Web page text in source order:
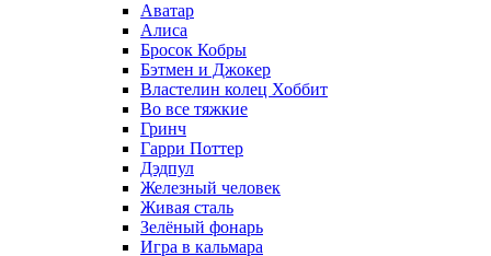
Аватар
Алиса
Бросок Кобры
Бэтмен и Джокер
Властелин колец Хоббит
Во все тяжкие
Гринч
Гарри Поттер
Дэдпул
Железный человек
Живая сталь
Зелёный фонарь
Игра в кальмара